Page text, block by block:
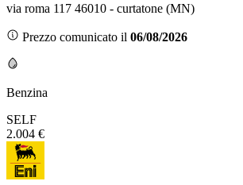
via roma 117 46010 - curtatone (MN)
Prezzo comunicato il 06/08/2026
Benzina
SELF
2.004 €